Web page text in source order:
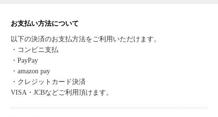
お支払い方法について
以下の決済のお支払方法をご利用いただけます。
・コンビニ支払
・PayPay
・amazon pay
・クレジットカード決済
VISA・JCBなどご利用頂けます。